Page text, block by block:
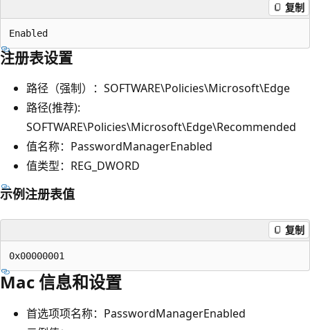
复制
注册表设置
路径（强制）：SOFTWARE\Policies\Microsoft\Edge
路径(推荐):
SOFTWARE\Policies\Microsoft\Edge\Recommended
值名称：PasswordManagerEnabled
值类型：REG_DWORD
示例注册表值
复制
Mac 信息和设置
首选项项名称：PasswordManagerEnabled